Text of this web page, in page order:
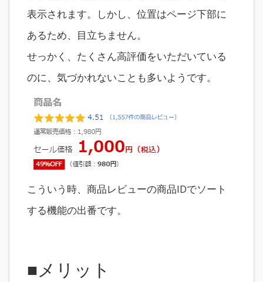
表示されます。しかし、位置はページ下部に
あるため、目立ちません。
せっかく、たくさん高評価をいただいている
のに、気づかれないことも多いようです。
こういう時、商品レビューの商品IDでソート
する機能の出番です。
■メリット